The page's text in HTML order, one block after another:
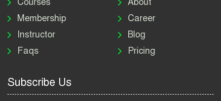
Job Circular 2026
পাসপোর্ট করতে কি কি লাগে
২০২৬ | ই-পাসপোর্ট আবেদন ও
Membership
Instructor
Faqs
Career
Blog
Pricing
Subscribe Us